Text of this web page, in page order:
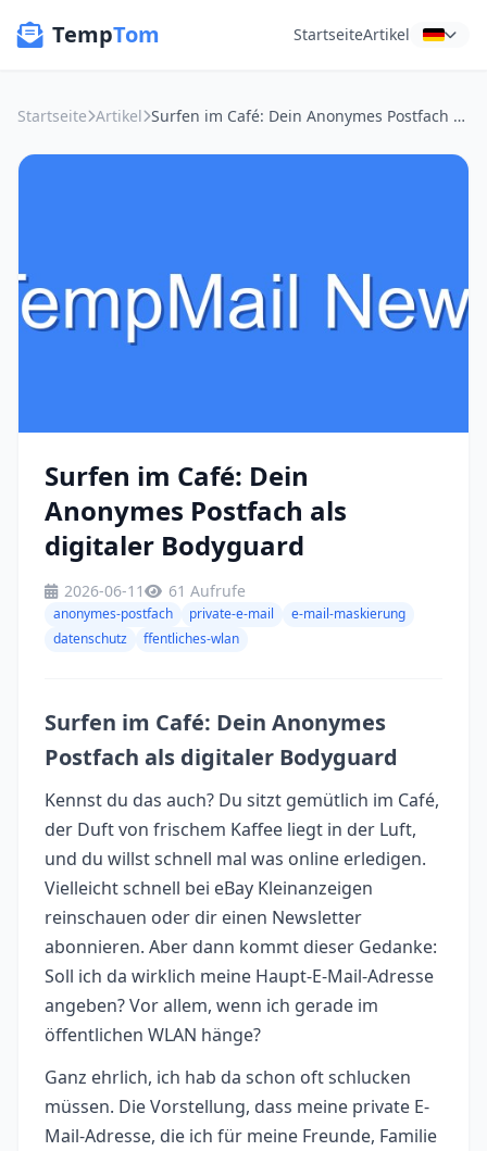
TempTom StartseiteArtikel
Startseite Artikel Surfen im Café: Dein Anonymes Postfach als digitaler Bodyguard
Surfen im Café: Dein
Anonymes Postfach als
digitaler Bodyguard
2026-06-11 61 Aufrufe
anonymes-postfach private-e-mail
e-mail-maskierung
datenschutz
ffentliches-wlan
Surfen im Café: Dein Anonymes
Postfach als digitaler Bodyguard
Kennst du das auch? Du sitzt gemütlich im Café,
der Duft von frischem Kaffee liegt in der Luft,
und du willst schnell mal was online erledigen.
Vielleicht schnell bei eBay Kleinanzeigen
reinschauen oder dir einen Newsletter
abonnieren. Aber dann kommt dieser Gedanke:
Soll ich da wirklich meine Haupt-E-Mail-Adresse
angeben? Vor allem, wenn ich gerade im
öffentlichen WLAN hänge?
Ganz ehrlich, ich hab da schon oft schlucken
müssen. Die Vorstellung, dass meine private E-
Mail-Adresse, die ich für meine Freunde, Familie